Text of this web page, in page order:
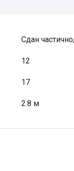
Сдан
12
17
2.8 м